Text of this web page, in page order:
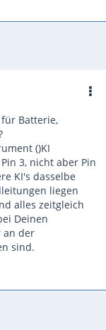
Batterie,
()KI
3, nicht aber Pin
KI's dasselbe
liegen
alles zeitgleich
Deinen
an der
sind.